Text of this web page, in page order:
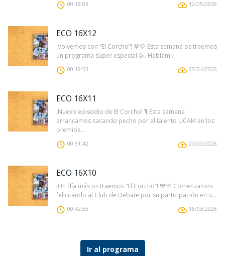
00:18:03 12/05/2026
ECO 16X12
¡Volvemos con “El Corcho”! 💙💛 Esta semana os traemos
un programa súper especial 🥳. Hablam...
00:19:53 27/04/2026
ECO 16X11
¡Nuevo episodio de El Corcho! 🎙️ Esta semana
arrancamos sacando pecho por el talento UCAM en los
premios...
00:51:42 23/03/2026
ECO 16X10
¡Un día más os traemos “El Corcho”! 💙💛 Comenzamos
felicitando al Club de Debate por su participación en u...
00:42:55 16/03/2026
Ir al programa